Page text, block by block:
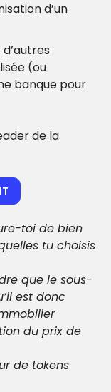
d’un
(ou
banque pour
de la
toi de bien
tu choisis
que le sous-
est donc
du prix de
de tokens